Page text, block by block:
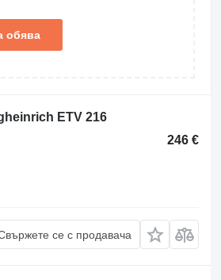
обява
ETV 216
246 €
се с продавача